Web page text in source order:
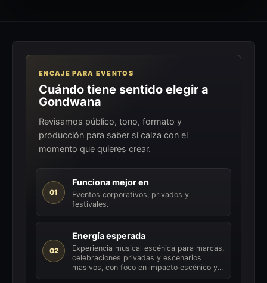
ENCAJE PARA EVENTOS
Cuándo tiene sentido elegir a
Gondwana
Revisamos público, tono, formato y
producción para saber si calza con el
momento que quieres crear.
01
Funciona mejor en
Eventos corporativos, privados y
festivales.
02
Energía esperada
Experiencia musical escénica para marcas,
celebraciones privadas y escenarios
masivos, con foco en impacto escénico y...